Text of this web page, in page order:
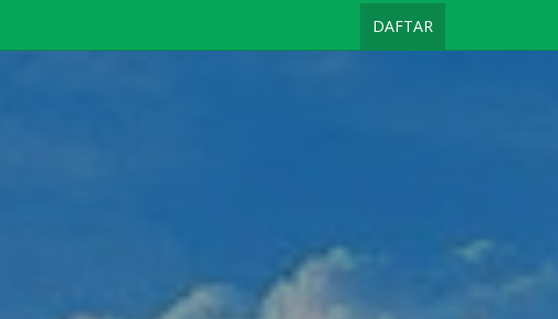
DAFTAR